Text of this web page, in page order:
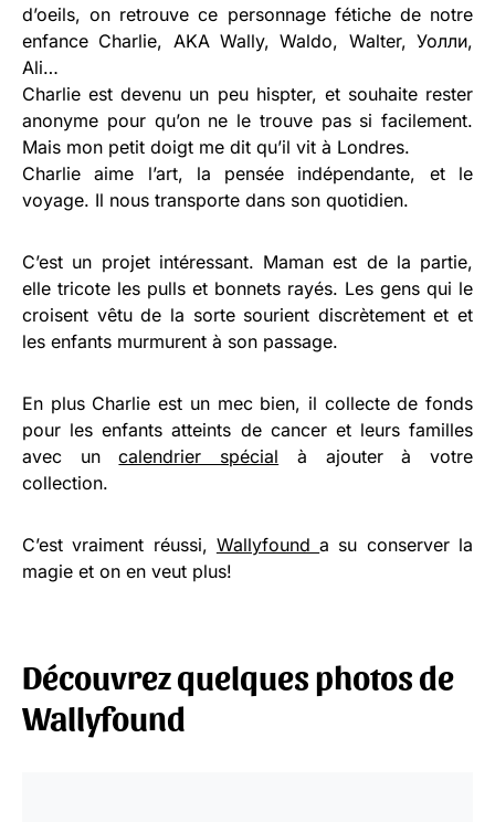
d’oeils, on retrouve ce personnage fétiche de notre
enfance Charlie, AKA Wally, Waldo, Walter, Уолли,
Ali…
Charlie est devenu un peu hispter, et souhaite rester
anonyme pour qu’on ne le trouve pas si facilement.
Mais mon petit doigt me dit qu’il vit à Londres.
Charlie aime l’art, la pensée indépendante, et le
voyage. Il nous transporte dans son quotidien.
C’est un projet intéressant. Maman est de la partie,
elle tricote les pulls et bonnets rayés. Les gens qui le
croisent vêtu de la sorte sourient discrètement et et
les enfants murmurent à son passage.
En plus Charlie est un mec bien, il collecte de fonds
pour les enfants atteints de cancer et leurs familles
avec uncalendrier spécial à ajouter à votre
collection.
C’est vraiment réussi, Wallyfounda su conserver la
magie et on en veut plus!
Découvrez quelques photos de
Wallyfound